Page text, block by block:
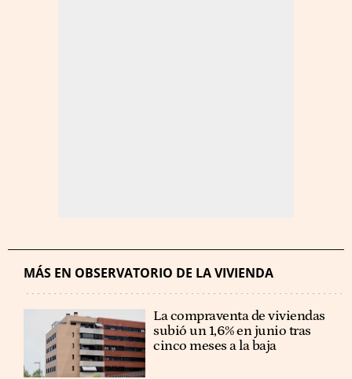
MÁS EN OBSERVATORIO DE LA VIVIENDA
La compraventa de viviendas
subió un 1,6% en junio tras
cinco meses a la baja